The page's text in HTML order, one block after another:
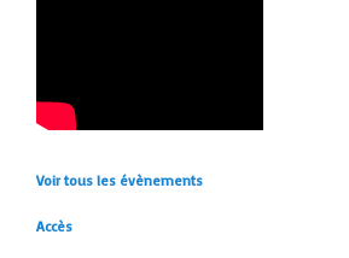
Voir tous les évènements
Accès